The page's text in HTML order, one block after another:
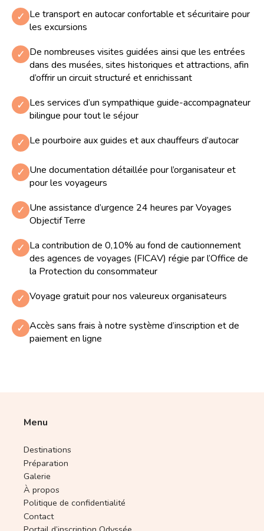
✓ Le transport en autocar confortable et sécuritaire pour
les excursions
✓ De nombreuses visites guidées ainsi que les entrées
dans des musées, sites historiques et attractions, afin
d’offrir un circuit structuré et enrichissant
✓ Les services d’un sympathique guide-accompagnateur
bilingue pour tout le séjour
✓ Le pourboire aux guides et aux chauffeurs d’autocar
✓ Une documentation détaillée pour l’organisateur et
pour les voyageurs
✓ Une assistance d’urgence 24 heures par Voyages
Objectif Terre
✓ La contribution de 0,10% au fond de cautionnement
des agences de voyages (FICAV) régie par l’Office de
la Protection du consommateur
✓ Voyage gratuit pour nos valeureux organisateurs
✓ Accès sans frais à notre système d’inscription et de
paiement en ligne
Menu
Destinations
Préparation
Galerie
À propos
Politique de confidentialité
Contact